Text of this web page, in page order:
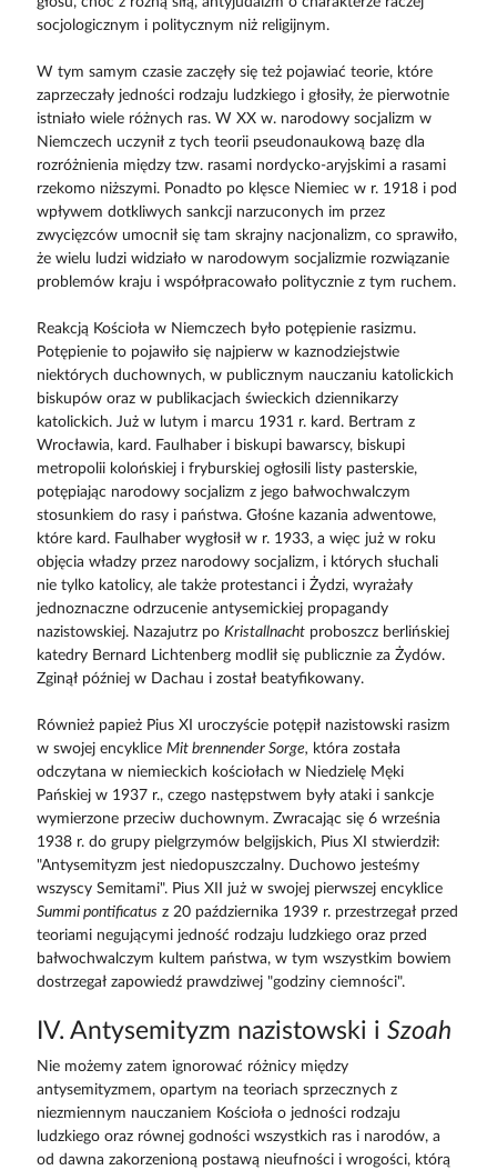
socjologicznym i politycznym niż religijnym.
W tym samym czasie zaczęły się też pojawiać teorie, które
zaprzeczały jedności rodzaju ludzkiego i głosiły, że pierwotnie
istniało wiele różnych ras. W XX w. narodowy socjalizm w
Niemczech uczynił z tych teorii pseudonaukową bazę dla
rozróżnienia między tzw. rasami nordycko-aryjskimi a rasami
rzekomo niższymi. Ponadto po klęsce Niemiec w r. 1918 i pod
wpływem dotkliwych sankcji narzuconych im przez
zwycięzców umocnił się tam skrajny nacjonalizm, co sprawiło,
że wielu ludzi widziało w narodowym socjalizmie rozwiązanie
problemów kraju i współpracowało politycznie z tym ruchem.
Reakcją Kościoła w Niemczech było potępienie rasizmu.
Potępienie to pojawiło się najpierw w kaznodziejstwie
niektórych duchownych, w publicznym nauczaniu katolickich
biskupów oraz w publikacjach świeckich dziennikarzy
katolickich. Już w lutym i marcu 1931 r. kard. Bertram z
Wrocławia, kard. Faulhaber i biskupi bawarscy, biskupi
metropolii kolońskiej i fryburskiej ogłosili listy pasterskie,
potępiając narodowy socjalizm z jego bałwochwalczym
stosunkiem do rasy i państwa. Głośne kazania adwentowe,
które kard. Faulhaber wygłosił w r. 1933, a więc już w roku
objęcia władzy przez narodowy socjalizm, i których słuchali
nie tylko katolicy, ale także protestanci i Żydzi, wyrażały
jednoznaczne odrzucenie antysemickiej propagandy
nazistowskiej. Nazajutrz po Kristallnachtproboszcz berlińskiej
katedry Bernard Lichtenberg modlił się publicznie za Żydów.
Zginął później w Dachau i został beatyfikowany.
Również papież Pius XI uroczyście potępił nazistowski rasizm
w swojej encyklice Mit brennender Sorge, która została
odczytana w niemieckich kościołach w Niedzielę Męki
Pańskiej w 1937 r., czego następstwem były ataki i sankcje
wymierzone przeciw duchownym. Zwracając się 6 września
1938 r. do grupy pielgrzymów belgijskich, Pius XI stwierdził:
"Antysemityzm jest niedopuszczalny. Duchowo jesteśmy
wszyscy Semitami". Pius XII już w swojej pierwszej encyklice
Summi pontificatus z 20 października 1939 r. przestrzegał przed
teoriami negującymi jedność rodzaju ludzkiego oraz przed
bałwochwalczym kultem państwa, w tym wszystkim bowiem
dostrzegał zapowiedź prawdziwej "godziny ciemności".
IV. Antysemityzm nazistowski i Szoah
Nie możemy zatem ignorować różnicy między
antysemityzmem, opartym na teoriach sprzecznych z
niezmiennym nauczaniem Kościoła o jedności rodzaju
ludzkiego oraz równej godności wszystkich ras i narodów, a
od dawna zakorzenioną postawą nieufności i wrogości, którą